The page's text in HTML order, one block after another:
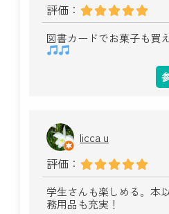
評価：
図書カードでお菓子も買
licca u
評価：
学生さんも楽しめる。本
務用品も充実！